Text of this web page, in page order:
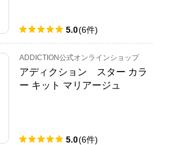
5.0(6件)
ADDICTION公式オンラインショップ
アディクション スター カラ
ー キット マリアージュ
5.0(6件)